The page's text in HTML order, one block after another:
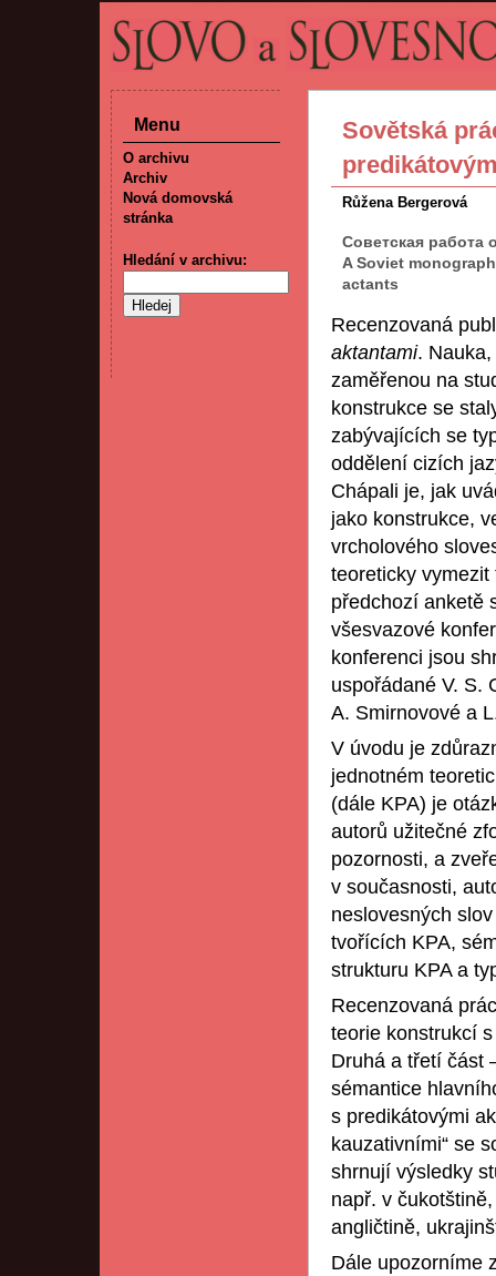
Sovětská
Růžena Bergerová
Советская работа
A Soviet
actants
Recenzovaná
aktantami.
zaměřenou na
konstrukce se
zabývajících se
oddělení cizích
Chápali je, jak
jako konstrukce,
vrcholového
teoreticky
předchozí anketě
všesvazové
konferenci jsou
uspořádané V. S.
A. Smirnovové a
V úvodu je
jednotném
(dále KPA) je
autorů užitečné
pozornosti, a
v současnosti,
neslovesných
tvořících KPA,
strukturu KPA a
Recenzovaná
teorie konstrukcí
Druhá a třetí část
sémantice
s predikátovými
kauzativními“ se
shrnují výsledky
např. v
angličtině,
Dále upozorníme
Menu
O archivu
Archiv
Nová domovská
stránka
Hledání v archivu: